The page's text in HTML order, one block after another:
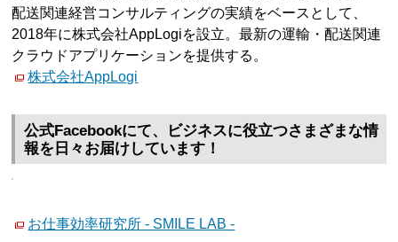
配送関連経営コンサルティングの実績をベースとして、
2018年に株式会社AppLogiを設立。最新の運輸・配送関連
クラウドアプリケーションを提供する。
株式会社AppLogi
公式Facebookにて、ビジネスに役立つさまざまな情
報を日々お届けしています！
お仕事効率研究所 - SMILE LAB -